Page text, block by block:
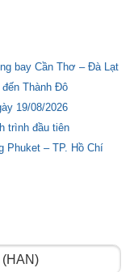
bay Cần Thơ – Đà Lạt
Thành Đô
19/08/2026
trình đầu tiên
Phuket – TP. Hồ Chí